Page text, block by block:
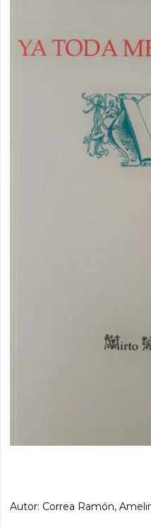
Autor: Correa Ramón,